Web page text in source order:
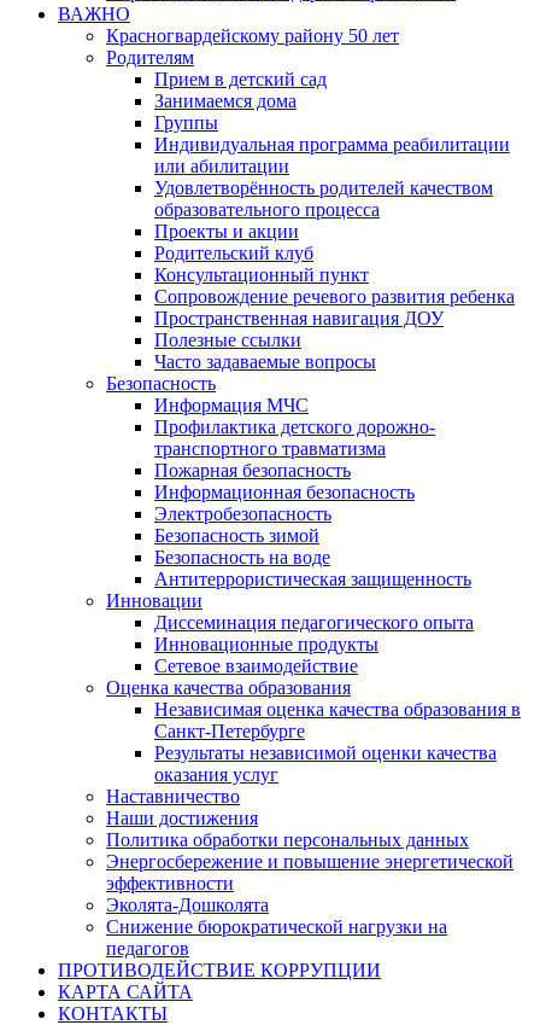
ВАЖНО
Красногвардейскому району 50 лет
Родителям
Прием в детский сад
Занимаемся дома
Группы
Индивидуальная программа реабилитации
или абилитации
Удовлетворённость родителей качеством
образовательного процесса
Проекты и акции
Родительский клуб
Консультационный пункт
Сопровождение речевого развития ребенка
Пространственная навигация ДОУ
Полезные ссылки
Часто задаваемые вопросы
Безопасность
Информация МЧС
Профилактика детского дорожно-
транспортного травматизма
Пожарная безопасность
Информационная безопасность
Электробезопасность
Безопасность зимой
Безопасность на воде
Антитеррористическая защищенность
Инновации
Диссеминация педагогического опыта
Инновационные продукты
Сетевое взаимодействие
Оценка качества образования
Независимая оценка качества образования в
Санкт-Петербурге
Результаты независимой оценки качества
оказания услуг
Наставничество
Наши достижения
Политика обработки персональных данных
Энергосбережение и повышение энергетической
эффективности
Эколята-Дошколята
Снижение бюрократической нагрузки на
педагогов
ПРОТИВОДЕЙСТВИЕ КОРРУПЦИИ
КАРТА САЙТА
КОНТАКТЫ